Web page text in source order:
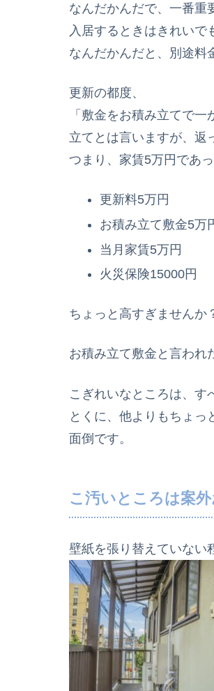
なんだかんだで、一番重
入居するときはきれいで
なんだかんだと、別途料
更新の都度、
「敷金をお積み立てで
立てとは言いますが、返
つまり、家賃5万円であ
更新料5万円
お積み立て敷金5万
当月家賃5万円
火災保険15000円
ちょっと高すぎませんか
お積み立て敷金と言われ
こぎれいなところは、す
とくに、 他よりもちょっ
面倒です。
こ汚いところは案
壁紙を張り替えていない